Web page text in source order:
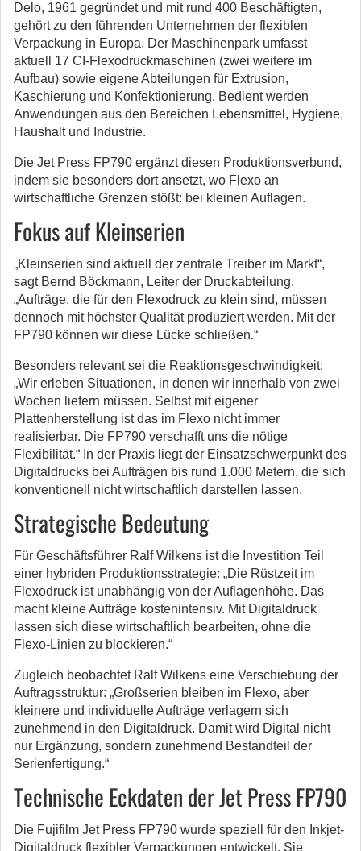
Delo, 1961 gegründet und mit rund 400 Beschäftigten,
gehört zu den führenden Unternehmen der flexiblen
Verpackung in Europa. Der Maschinenpark umfasst
aktuell 17 CI-Flexodruckmaschinen (zwei weitere im
Aufbau) sowie eigene Abteilungen für Extrusion,
Kaschierung und Konfektionierung. Bedient werden
Anwendungen aus den Bereichen Lebensmittel, Hygiene,
Haushalt und Industrie.
Die Jet Press FP790 ergänzt diesen Produktionsverbund,
indem sie besonders dort ansetzt, wo Flexo an
wirtschaftliche Grenzen stößt: bei kleinen Auflagen.
Fokus auf Kleinserien
„Kleinserien sind aktuell der zentrale Treiber im Markt“,
sagt Bernd Böckmann, Leiter der Druckabteilung.
„Aufträge, die für den Flexodruck zu klein sind, müssen
dennoch mit höchster Qualität produziert werden. Mit der
FP790 können wir diese Lücke schließen.“
Besonders relevant sei die Reaktionsgeschwindigkeit:
„Wir erleben Situationen, in denen wir innerhalb von zwei
Wochen liefern müssen. Selbst mit eigener
Plattenherstellung ist das im Flexo nicht immer
realisierbar. Die FP790 verschafft uns die nötige
Flexibilität.“ In der Praxis liegt der Einsatzschwerpunkt des
Digitaldrucks bei Aufträgen bis rund 1.000 Metern, die sich
konventionell nicht wirtschaftlich darstellen lassen.
Strategische Bedeutung
Für Geschäftsführer Ralf Wilkens ist die Investition Teil
einer hybriden Produktionsstrategie: „Die Rüstzeit im
Flexodruck ist unabhängig von der Auflagenhöhe. Das
macht kleine Aufträge kostenintensiv. Mit Digitaldruck
lassen sich diese wirtschaftlich bearbeiten, ohne die
Flexo-Linien zu blockieren.“
Zugleich beobachtet Ralf Wilkens eine Verschiebung der
Auftragsstruktur: „Großserien bleiben im Flexo, aber
kleinere und individuelle Aufträge verlagern sich
zunehmend in den Digitaldruck. Damit wird Digital nicht
nur Ergänzung, sondern zunehmend Bestandteil der
Serienfertigung.“
Technische Eckdaten der Jet Press FP790
Die Fujifilm Jet Press FP790 wurde speziell für den Inkjet-
Digitaldruck flexibler Verpackungen entwickelt. Sie